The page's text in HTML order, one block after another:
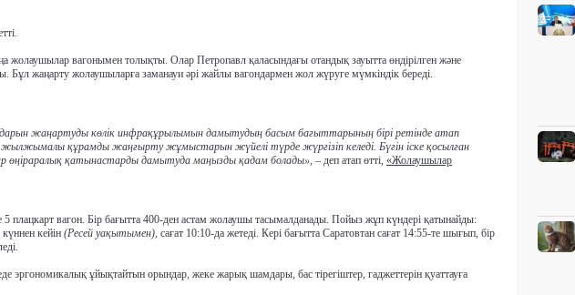
жолаушылар вагонымен толықты. Олар Петропавл қаласындағы отандық зауытта өндірілген және
жаңарту жолаушыларға заманауи әрі жайлы вагондармен жол жүруге мүмкіндік береді.
жаңартуды көлік инфрақұрылымын дамытудың басым бағыттарының бірі ретінде атап
құрамды жаңғырту жұмыстарын жүйелі түрде жүргізіп келеді. Бүгін іске қосылған
өңіраралық қатынастарды дамытуда маңызды қадам болады», – деп атап өтті, «Жолаушылар
5 плацкарт вагон. Бір бағытта 400-ден астам жолаушы тасымалданады. Пойыз жұп күндері қатынайды:
кейін (Ресей уақытымен), сағат 10:10-да жетеді. Кері бағытта Саратовтан сағат 14:55-те шығып, бір
эргономикалық ұйықтайтын орындар, жеке жарық шамдары, бас тірегіштер, гаджеттерін қуаттауға